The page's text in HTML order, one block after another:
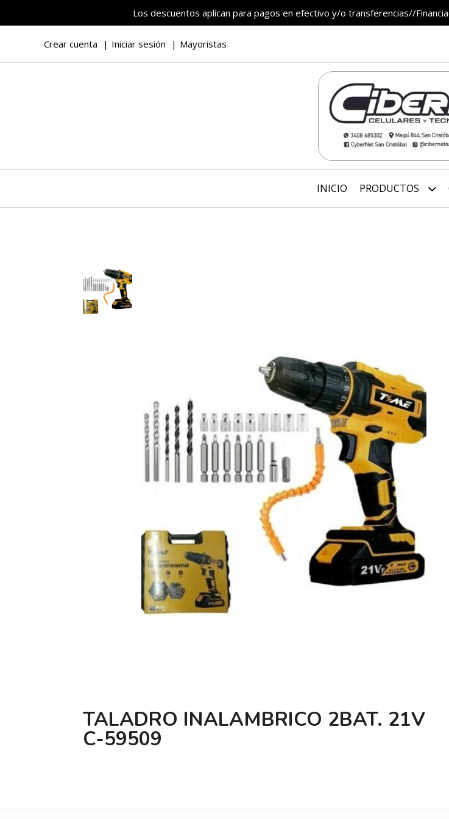
Los descuentos aplican para pagos en efectivo y/o transferencias//
Crear cuenta Iniciar sesión Mayoristas
INICIO PRODUCTOS
TALADRO INALAMBRICO 2BAT. 21V
C-59509